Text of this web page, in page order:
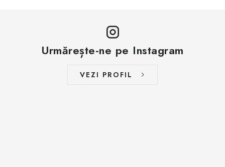
Urmărește-ne pe Instagram
VEZI PROFIL